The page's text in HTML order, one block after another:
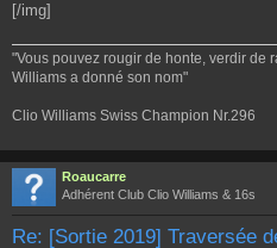
[/img]
"Vous pouvez rougir de honte, verdir de
Williams a donné son nom"
Clio Williams Swiss Champion Nr.296
Roaucarre
Adhérent Club Clio Williams & 16s
Re: [Sortie 2019] Traversée